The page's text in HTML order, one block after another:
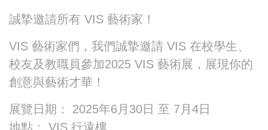
誠摯邀請所有 VIS 藝術家！
VIS 藝術家們，我們誠摯邀請 VIS 在校學生、
校友及教職員參加2025 VIS 藝術展，展現你的
創意與藝術才華！
展覽日期： 2025年6月30日 至 7月4日
地點： VIS 行遠樓